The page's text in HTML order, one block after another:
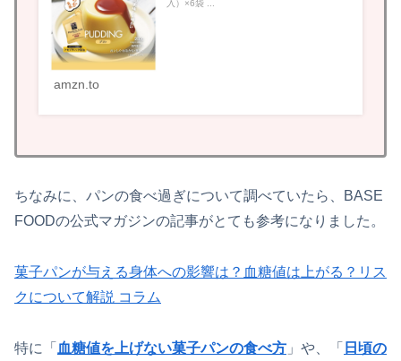
入）×6袋 ...
amzn.to
ちなみに、パンの食べ過ぎについて調べていたら、BASE
FOODの公式マガジンの記事がとても参考になりました。
菓子パンが与える身体への影響は？血糖値は上がる？リス
クについて解説 コラム
特に「 血糖値を上げない菓子パンの食べ方 」や、「 日頃の